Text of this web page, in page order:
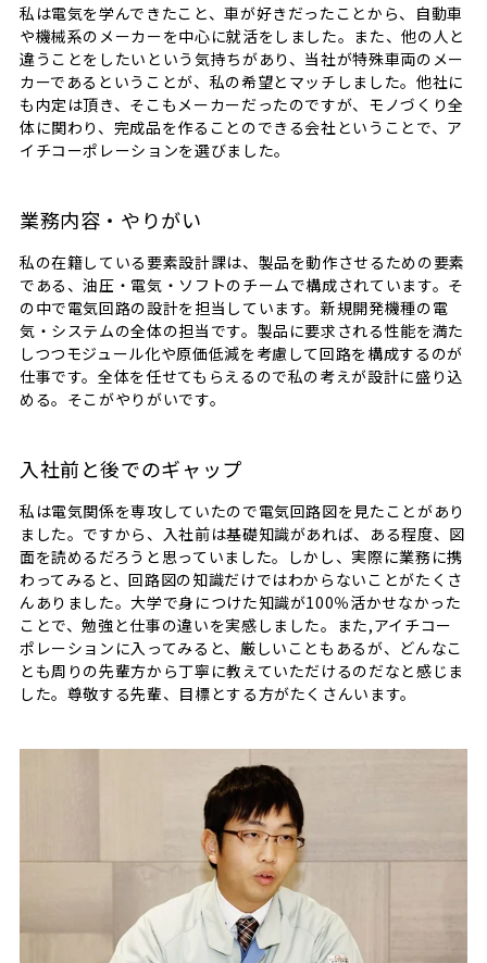
私は電気を学んできたこと、車が好きだったことから、自動車
や機械系のメーカーを中心に就活をしました。また、他の人と
違うことをしたいという気持ちがあり、当社が特殊車両のメー
カーであるということが、私の希望とマッチしました。他社に
も内定は頂き、そこもメーカーだったのですが、モノづくり全
体に関わり、完成品を作ることのできる会社ということで、ア
イチコーポレーションを選びました。
業務内容・やりがい
私の在籍している要素設計課は、製品を動作させるための要素
である、油圧・電気・ソフトのチームで構成されています。そ
の中で電気回路の設計を担当しています。新規開発機種の電
気・システムの全体の担当です。製品に要求される性能を満た
しつつモジュール化や原価低減を考慮して回路を構成するのが
仕事です。全体を任せてもらえるので私の考えが設計に盛り込
める。そこがやりがいです。
入社前と後でのギャップ
私は電気関係を専攻していたので電気回路図を見たことがあり
ました。ですから、入社前は基礎知識があれば、ある程度、図
面を読めるだろうと思っていました。しかし、実際に業務に携
わってみると、回路図の知識だけではわからないことがたくさ
んありました。大学で身につけた知識が100％活かせなかった
ことで、勉強と仕事の違いを実感しました。また,アイチコー
ポレーションに入ってみると、厳しいこともあるが、どんなこ
とも周りの先輩方から丁寧に教えていただけるのだなと感じま
した。尊敬する先輩、目標とする方がたくさんいます。